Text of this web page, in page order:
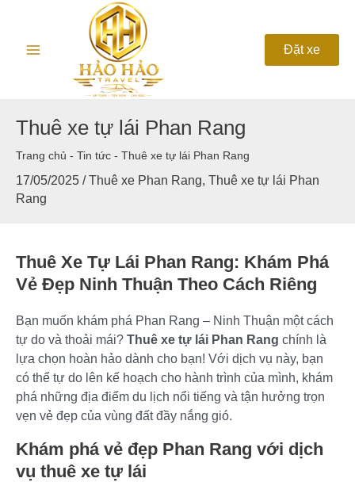
Menu
Đặt xe
Thuê xe tự lái Phan Rang
Trang chủ - Tin tức - Thuê xe tự lái Phan Rang
17/05/2025 /Thuê xe Phan Rang, Thuê xe tự lái Phan
Rang
Thuê Xe Tự Lái Phan Rang: Khám Phá
Vẻ Đẹp Ninh Thuận Theo Cách Riêng
Bạn muốn khám phá Phan Rang – Ninh Thuận một cách
tự do và thoải mái? Thuê xe tự lái Phan Rang chính là
lựa chọn hoàn hảo dành cho bạn! Với dịch vụ này, bạn
có thể tự do lên kế hoạch cho hành trình của mình, khám
phá những địa điểm du lịch nổi tiếng và tận hưởng trọn
vẹn vẻ đẹp của vùng đất đầy nắng gió.
Khám phá vẻ đẹp Phan Rang với dịch
vụ thuê xe tự lái